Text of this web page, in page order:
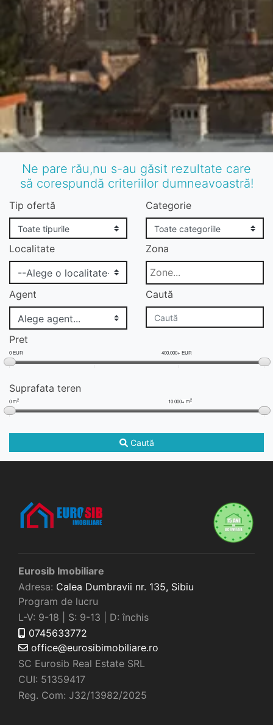
Ne pare rău,nu s-au găsit rezultate care
să corespundă criteriilor dumneavoastră!
Tip ofertă Categorie
Localitate Zona
Agent Caută
Pret
0 EUR 400.000+ EUR
Suprafata teren
0 m2 10.000+ m2
Caută
Eurosib Imobiliare
Adresa: Calea Dumbravii nr. 135, Sibiu
Program de lucru
L-V: 9-18 | S: 9-13 | D: închis
0745633772
office@eurosibimobiliare.ro
SC Eurosib Real Estate SRL
CUI: 51359417
Reg. Com: J32/13982/2025